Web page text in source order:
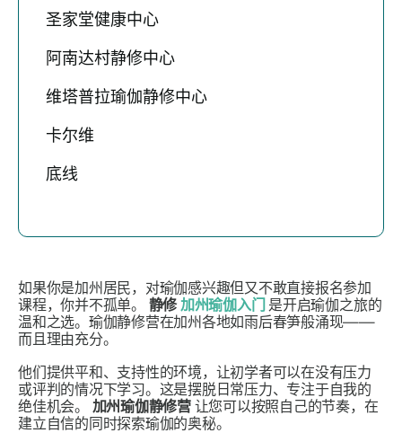
圣家堂健康中心
阿南达村静修中心
维塔普拉瑜伽静修中心
卡尔维
底线
如果你是加州居民，对瑜伽感兴趣但又不敢直接报名参加
课程，你并不孤单。 静修加州瑜伽入门 是开启瑜伽之旅的
温和之选。瑜伽静修营在加州各地如雨后春笋般涌现——
而且理由充分。
他们提供平和、支持性的环境，让初学者可以在没有压力
或评判的情况下学习。这是摆脱日常压力、专注于自我的
绝佳机会。 加州瑜伽静修营让您可以按照自己的节奏，在
建立自信的同时探索瑜伽的奥秘。